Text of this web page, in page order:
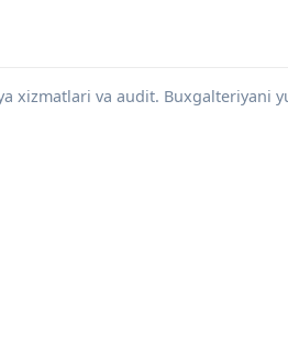
xizmatlari va audit. Buxgalteriyani